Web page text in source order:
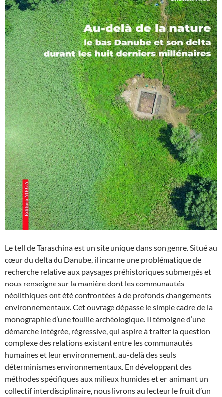
Le tell de Taraschina est un site unique dans son genre. Situé au
cœur du delta du Danube, il incarne une problématique de
recherche relative aux paysages préhistoriques submergés et
nous renseigne sur la manière dont les communautés
néolithiques ont été confrontées à de profonds changements
environnementaux. Cet ouvrage dépasse le simple cadre de la
monographie d’une fouille archéologique. Il témoigne d’une
démarche intégrée, régressive, qui aspire à traiter la question
complexe des relations existant entre les communautés
humaines et leur environnement, au-delà des seuls
déterminismes environnementaux. En développant des
méthodes spécifiques aux milieux humides et en animant un
collectif interdisciplinaire, nous livrons au lecteur le fruit d’un